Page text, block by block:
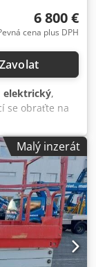
6 800 €
cena plus DPH
Zavolat
elektrický,
se obraťte na
Ask
Malý inzerát